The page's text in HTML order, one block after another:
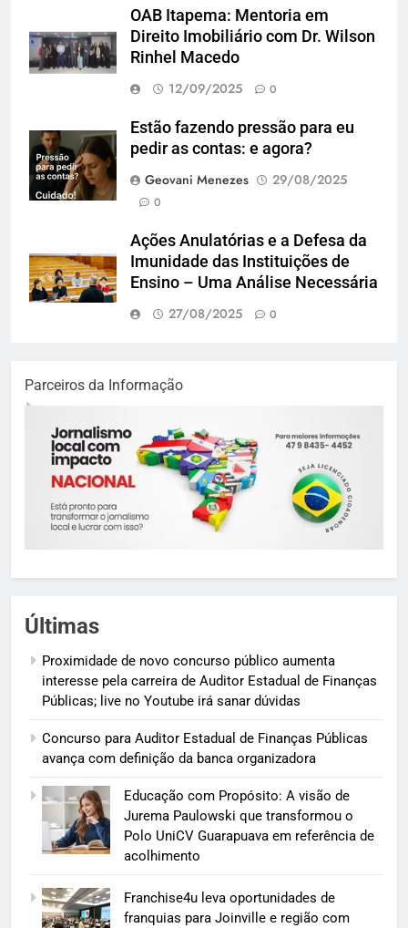
OAB Itapema: Mentoria em
Direito Imobiliário com Dr. Wilson
Rinhel Macedo
12/09/2025
0
Estão fazendo pressão para eu
pedir as contas: e agora?
Geovani Menezes
29/08/2025
0
Ações Anulatórias e a Defesa da
Imunidade das Instituições de
Ensino – Uma Análise Necessária
27/08/2025
0
Parceiros da Informação
Últimas
Proximidade de novo concurso público aumenta
interesse pela carreira de Auditor Estadual de Finanças
Públicas; live no Youtube irá sanar dúvidas
Concurso para Auditor Estadual de Finanças Públicas
avança com definição da banca organizadora
Educação com Propósito: A visão de
Jurema Paulowski que transformou o
Polo UniCV Guarapuava em referência de
acolhimento
Franchise4u leva oportunidades de
franquias para Joinville e região com